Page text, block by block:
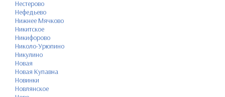
Нестерово
Нефедьево
Нижнее Мячково
Никитское
Никифорово
Николо-Урюпино
Никулино
Новая
Новая Купавна
Новинки
Новлянское